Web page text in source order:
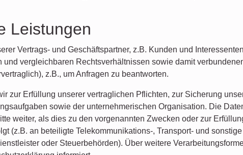
Leistungen
Vertrags- und Geschäftspartner, z.B. Kunden und
und vergleichbaren Rechtsverhältnissen sowie damit
z.B., um Anfragen zu beantworten.
zur Erfüllung unserer vertraglichen Pflichten, zur Sicherung
sowie der unternehmerischen Organisation. Die
weiter, als dies zu den vorgenannten Zwecken oder zur
(z.B. an beteiligte Telekommunikations-, Transport- und
oder Steuerbehörden). Über weitere